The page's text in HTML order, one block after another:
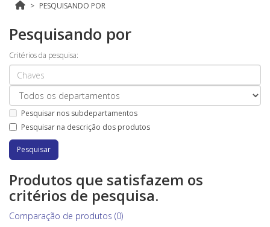
PESQUISANDO POR
Pesquisando por
Critérios da pesquisa:
Pesquisar nos subdepartamentos
Pesquisar na descrição dos produtos
Produtos que satisfazem os
critérios de pesquisa.
Comparação de produtos (0)